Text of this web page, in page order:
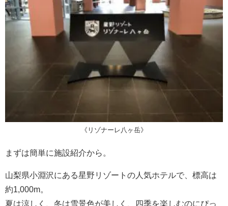
《リゾナーレ八ヶ岳》
まずは簡単に施設紹介から。
山梨県小淵沢にある星野リゾートの人気ホテルで、標高は
約1,000m。
夏は涼しく、冬は雪景色が美しく、四季を楽しむのにぴっ